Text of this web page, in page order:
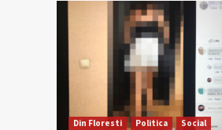
Din Floresti Politica Social